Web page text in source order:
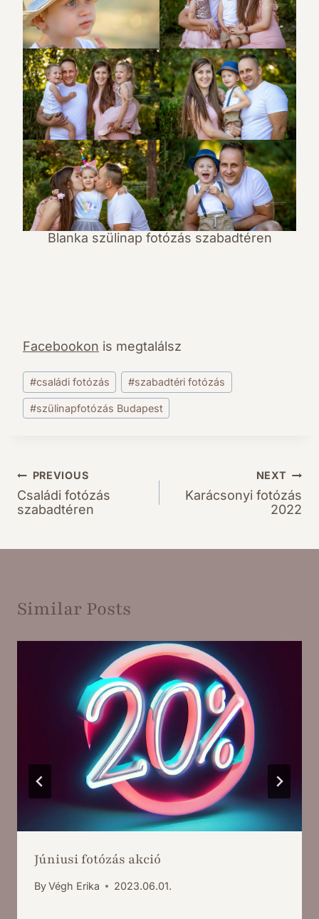
Blanka szülinap fotózás szabadtéren
Facebookon is megtalálsz
Post
Tags:
#családi fotózás #szabadtéri fotózás
#szülinapfotózás Budapest
Bejegyzés
navigáció
PREVIOUS
Családi fotózás
szabadtéren
NEXT
Karácsonyi fotózás
2022
Similar Posts
Júniusi fotózás akció
ByVégh Erika 2023.06.01.